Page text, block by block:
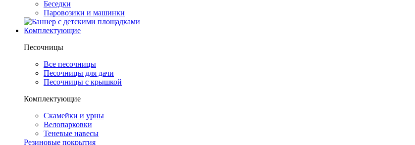
Беседки
Паровозики и машинки
Комплектующие
Песочницы
Все песочницы
Песочницы для дачи
Песочницы с крышкой
Комплектующие
Скамейки и урны
Велопарковки
Теневые навесы
Резиновые покрытия